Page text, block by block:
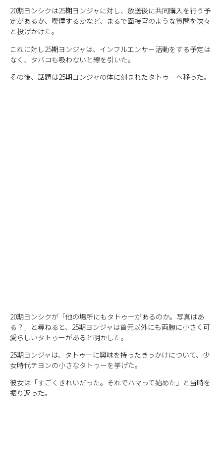
20期ヨンシクは25期ヨンジャに対し、放送後に共同購入を行う予
定があるか、喫煙するかなど、まるで面接官のような質問を次々
と投げかけた。
これに対し25期ヨンジャは、インフルエンサー活動をする予定は
なく、タバコも吸わないと線を引いた。
その後、話題は25期ヨンジャの体に刻まれたタトゥーへ移った。
20期ヨンシクが「他の場所にもタトゥーがあるのか。写真はあ
る？」と尋ねると、25期ヨンジャは首元以外にも両腕に小さく可
愛らしいタトゥーがあると明かした。
25期ヨンジャは、タトゥーに興味を持ったきっかけについて、少
女時代テヨンの小さなタトゥーを挙げた。
彼女は「すごくきれいだった。それでハマって始めた」と当時を
振り返った。